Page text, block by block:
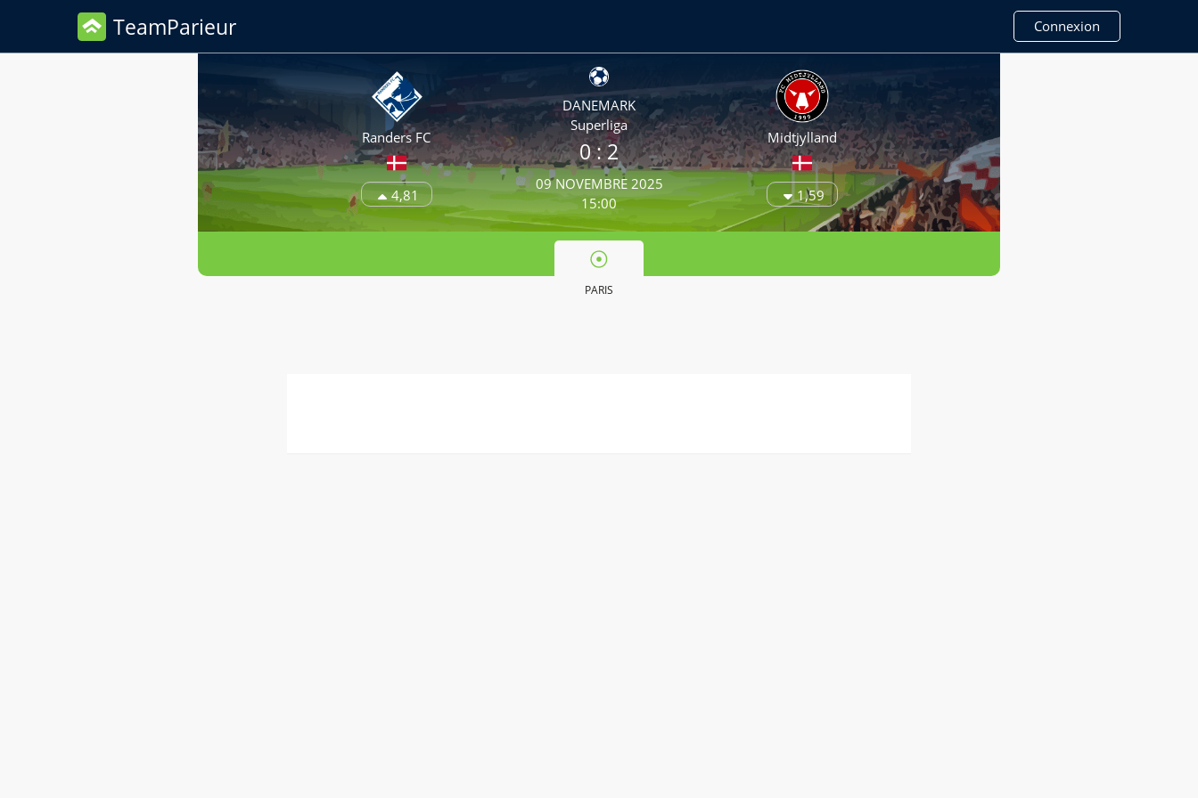
TeamParieur Connexion
Randers FC
4,81
DANEMARK
Superliga
0 :2
09 NOVEMBRE 2025
15:00
Midtjylland
1,59
PARIS